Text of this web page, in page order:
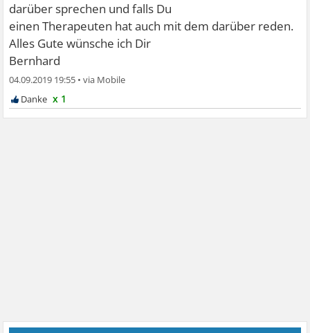
darüber sprechen und falls Du
einen Therapeuten hat auch mit dem darüber reden.
Alles Gute wünsche ich Dir
Bernhard
04.09.2019 19:55 •
x 1